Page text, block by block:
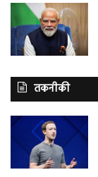
तकनीकी